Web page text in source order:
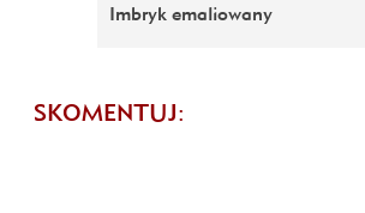
Imbryk emaliowany
SKOMENTUJ: